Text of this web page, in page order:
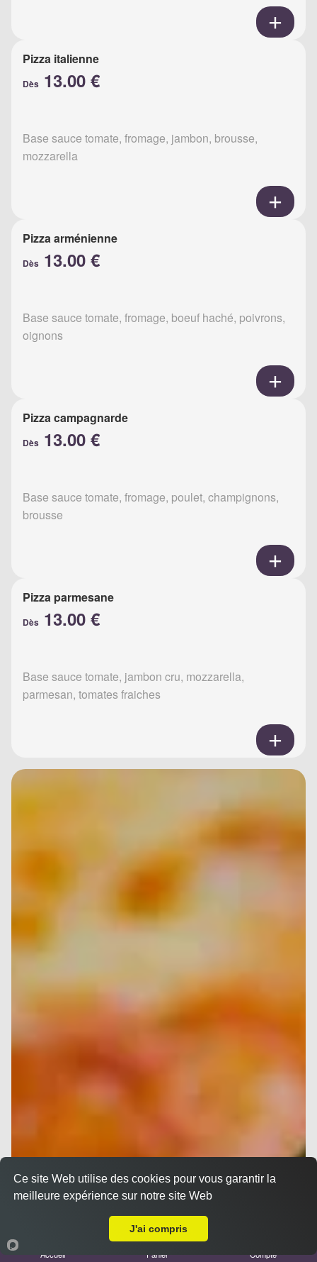
Pizza italienne
Dès 13.00 €
Base sauce tomate, fromage, jambon, brousse,
mozzarella
Pizza arménienne
Dès 13.00 €
Base sauce tomate, fromage, boeuf haché, poivrons,
oignons
Pizza campagnarde
Dès 13.00 €
Base sauce tomate, fromage, poulet, champignons,
brousse
Pizza parmesane
Dès 13.00 €
Base sauce tomate, jambon cru, mozzarella,
parmesan, tomates fraiches
Accueil Panier Compte
Ce site Web utilise des cookies pour vous garantir la
meilleure expérience sur notre site Web
J'ai compris